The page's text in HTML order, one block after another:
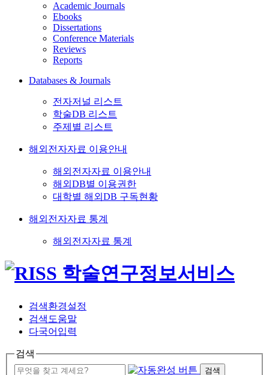
Academic Journals
Ebooks
Dissertations
Conference Materials
Reviews
Reports
Databases & Journals
전자저널 리스트
학술DB 리스트
주제별 리스트
해외전자자료 이용안내
해외전자자료 이용안내
해외DB별 이용권한
대학별 해외DB 구독현황
해외전자자료 통계
해외전자자료 통계
검색환경설정
검색도움말
다국어입력
검색
검색